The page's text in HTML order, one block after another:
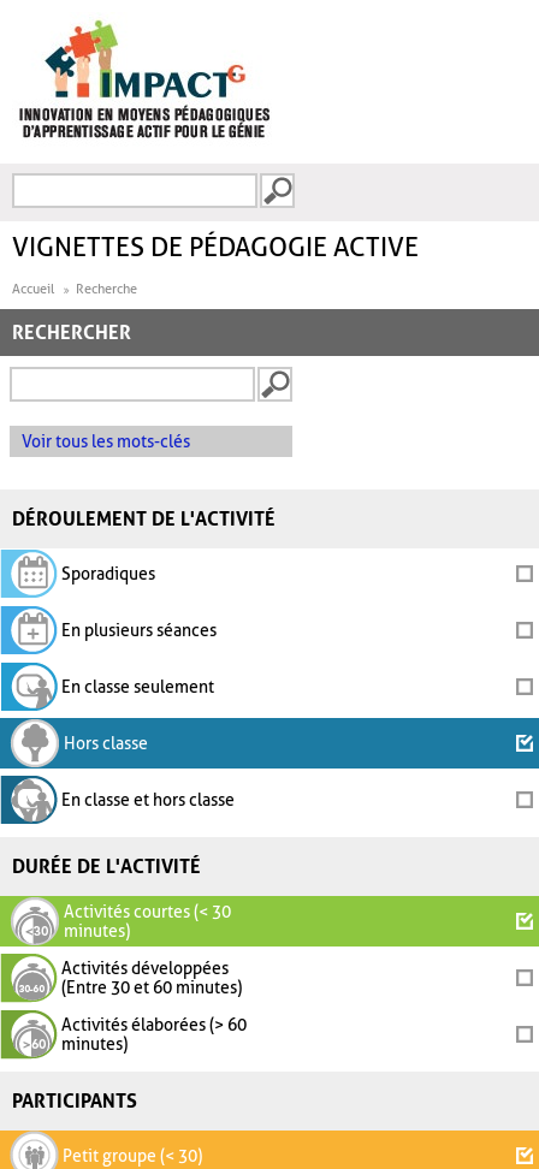
FORMULAIRE DE
VIGNETTES DE PÉDAGOGIE ACTIVE
Accueil Recherche
RECHERCHER
Voir tous les mots-clés
DÉROULEMENT DE L'ACTIVITÉ
Sporadiques
En plusieurs séances
En classe seulement
Hors classe
En classe et hors classe
DURÉE DE L'ACTIVITÉ
Activités courtes (< 30
minutes)
Activités développées
(Entre 30 et 60 minutes)
Activités élaborées (> 60
minutes)
PARTICIPANTS
Petit groupe (< 30)